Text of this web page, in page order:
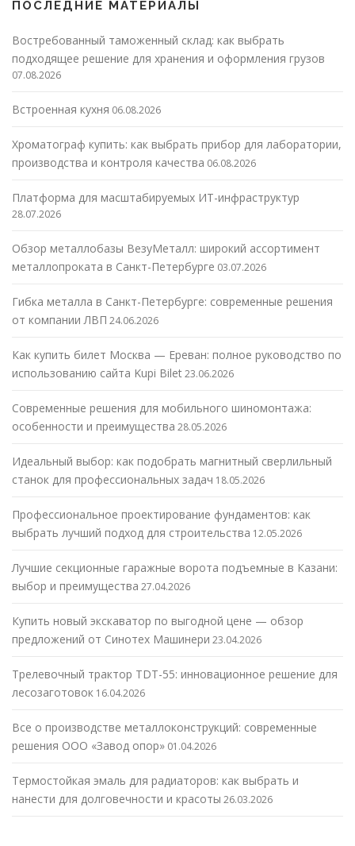
ПОСЛЕДНИЕ МАТЕРИАЛЫ
Востребованный таможенный склад: как выбрать
подходящее решение для хранения и оформления грузов
07.08.2026
Встроенная кухня 06.08.2026
Хроматограф купить: как выбрать прибор для лаборатории,
производства и контроля качества 06.08.2026
Платформа для масштабируемых ИТ-инфраструктур
28.07.2026
Обзор металлобазы ВезуМеталл: широкий ассортимент
металлопроката в Санкт-Петербурге 03.07.2026
Гибка металла в Санкт-Петербурге: современные решения
от компании ЛВП 24.06.2026
Как купить билет Москва — Ереван: полное руководство по
использованию сайта Kupi Bilet23.06.2026
Современные решения для мобильного шиномонтажа:
особенности и преимущества 28.05.2026
Идеальный выбор: как подобрать магнитный сверлильный
станок для профессиональных задач 18.05.2026
Профессиональное проектирование фундаментов: как
выбрать лучший подход для строительства 12.05.2026
Лучшие секционные гаражные ворота подъемные в Казани:
выбор и преимущества 27.04.2026
Купить новый экскаватор по выгодной цене — обзор
предложений от Синотех Машинери 23.04.2026
Трелевочный трактор TDT-55: инновационное решение для
лесозаготовок 16.04.2026
Все о производстве металлоконструкций: современные
решения ООО «Завод опор» 01.04.2026
Термостойкая эмаль для радиаторов: как выбрать и
нанести для долговечности и красоты 26.03.2026